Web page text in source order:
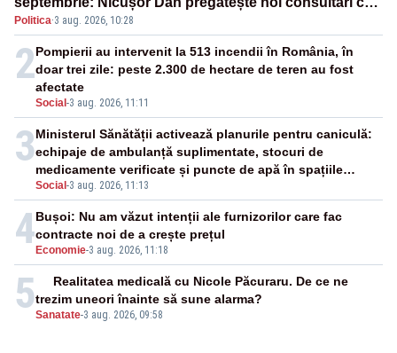
partidele după 15 august
Politica·3 aug. 2026, 10:28
2
Social -3 aug. 2026, 11:11
Pompierii au intervenit la 513 incendii în România, în
doar trei zile: peste 2.300 de hectare de teren au fost
afectate
3
Social -3 aug. 2026, 11:13
Ministerul Sănătății activează planurile pentru caniculă:
echipaje de ambulanță suplimentate, stocuri de
medicamente verificate și puncte de apă în spațiile
publice
4 Economie-3 aug. 2026, 11:18
Bușoi: Nu am văzut intenții ale furnizorilor care fac
contracte noi de a crește prețul
5Sanatate-3 aug. 2026, 09:58
Realitatea medicală cu Nicole Păcuraru. De ce ne
trezim uneori înainte să sune alarma?